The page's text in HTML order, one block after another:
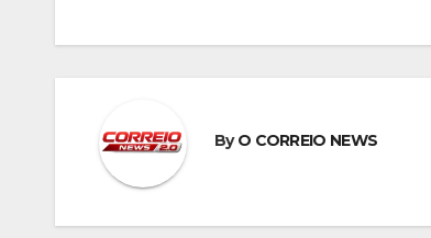
ByO CORREIO NEWS